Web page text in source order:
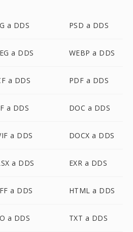
a DDS PSD a DDS
a DDS WEBP a DDS
a DDS PDF a DDS
a DDS DOC a DDS
a DDS DOCX a DDS
a DDS EXR a DDS
a DDS HTML a DDS
a DDS TXT a DDS